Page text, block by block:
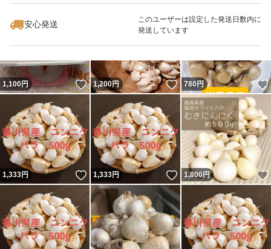
安心発送
このユーザーは設定した発送日数内に
発送しています
1,100円 いいね！
1,200円 いいね！
780円
1,333円 いいね！
1,333円 いいね！
1,800円